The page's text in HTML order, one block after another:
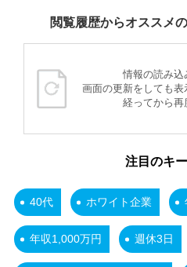
閲覧履歴からオススメ
情報の読み込
画面の更新をしても表
経ってから再
注目のキ
40代 ホワイト企業
年収1,000万円 週休3日